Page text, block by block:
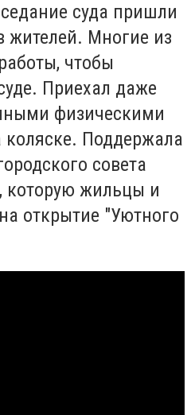
суда пришли
жителей. Многие из
чтобы
Приехал даже
физическими
Поддержала
совета
которую жильцы и
открытие "Уютного